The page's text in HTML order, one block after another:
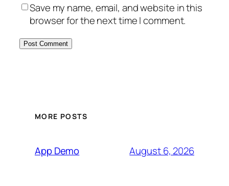
Save my name, email, and website in this
browser for the next time I comment.
MORE POSTS
App Demo August 6, 2026